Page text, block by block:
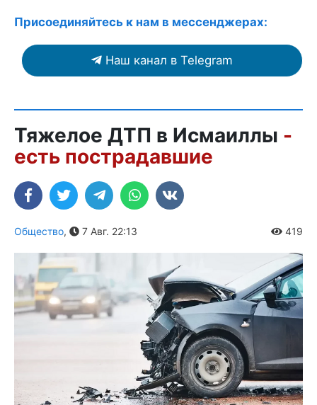
Присоединяйтесь к нам в мессенджерах:
Наш канал в Telegram
Тяжелое ДТП в Исмаиллы -
есть пострадавшие
Общество, 7 Авг. 22:13 419